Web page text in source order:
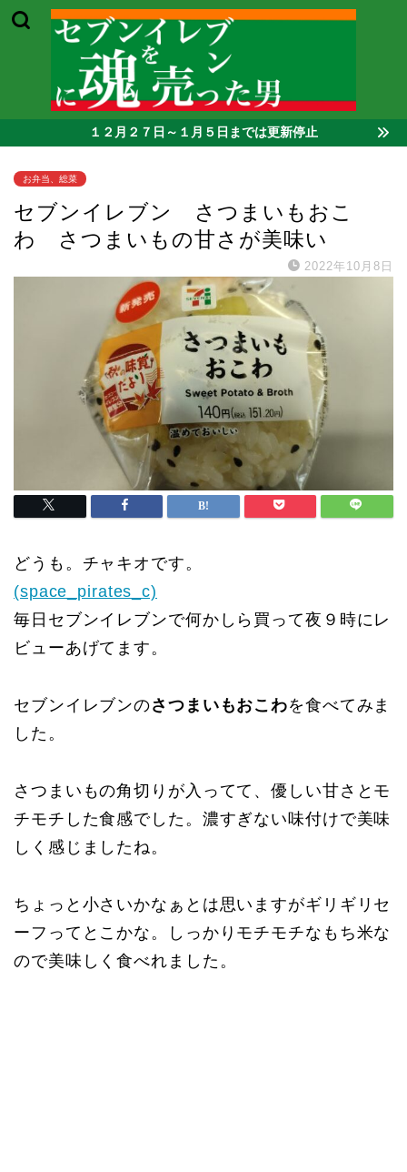
１２月２７日～１月５日までは更新停止
お弁当、総菜
セブンイレブン さつまいもおこ
わ さつまいもの甘さが美味い
2022年10月8日
どうも。チャキオです。
(space_pirates_c)
毎日セブンイレブンで何かしら買って夜９時にレ
ビューあげてます。
セブンイレブンのさつまいもおこわを食べてみま
した。
さつまいもの角切りが入ってて、優しい甘さとモ
チモチした食感でした。濃すぎない味付けで美味
しく感じましたね。
ちょっと小さいかなぁとは思いますがギリギリセ
ーフってとこかな。しっかりモチモチなもち米な
ので美味しく食べれました。